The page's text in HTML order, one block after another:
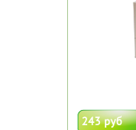
243 руб